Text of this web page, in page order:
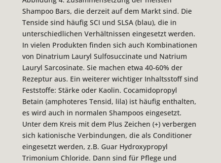
Shampoo Bars, die derzeit auf dem Markt sind. Die
Tenside sind häufig SCI und SLSA (blau), die in
unterschiedlichen Verhältnissen eingesetzt werden.
In vielen Produkten finden sich auch Kombinationen
von Dinatrium Lauryl Sulfosuccinate und Natrium
Lauryl Sarcosinate. Sie machen etwa 40-60% der
Rezeptur aus. Ein weiterer wichtiger Inhaltsstoff sind
Feststoffe: Stärke oder Kaolin. Cocamidopropyl
Betain (amphoteres Tensid, lila) ist häufig enthalten,
es wird auch in normalen Shampoos eingesetzt.
Unter dem Kreis mit dem Plus Zeichen (+) verbergen
sich kationische Verbindungen, die als Conditioner
eingesetzt werden, z.B. Guar Hydroxypropyl
Trimonium Chloride. Dann sind für Pflege und